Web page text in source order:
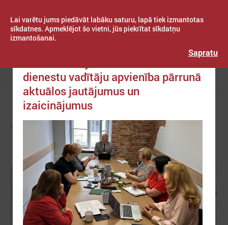
Lai varētu jums piedāvāt labāku saturu, lapā tiek izmantotas
sīkdatnes. Apmeklējot šo vietni, jūs piekrītat sīkdatņu
izmantošanai.
Sapratu
Izvēlne
ZIŅAS LPS
dienestu vadītāju apvienība pārrunā
aktuālos jautājumus un
izaicinājumus